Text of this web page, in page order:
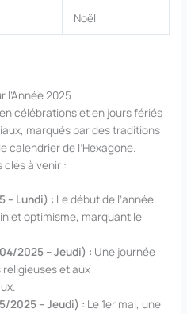
Noël
l’Année 2025
célébrations et en jours fériés
marqués par des traditions
de l’Hexagone.
clés à venir :
– Lundi) : Le début de l’année
et optimisme, marquant le
2025 – Jeudi) : Une journée
et aux
2025 – Jeudi) : Le 1er mai, une